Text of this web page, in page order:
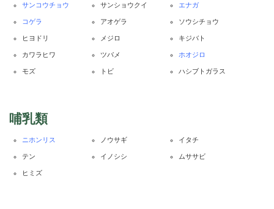
サンコウチョウ サンショウクイ エナガ
コゲラ アオゲラ ソウシチョウ
ヒヨドリ メジロ キジバト
カワラヒワ ツバメ ホオジロ
モズ トビ ハシブトガラス
哺乳類
ニホンリス ノウサギ イタチ
テン イノシシ ムササビ
ヒミズ